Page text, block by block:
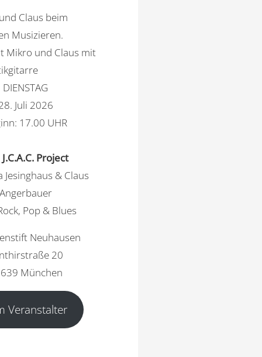
DIENSTAG
Juli 2026
17.00 UHR
Project
Jesinghaus & Claus
Pop & Blues
Neuhausen
20
München
Veranstalter